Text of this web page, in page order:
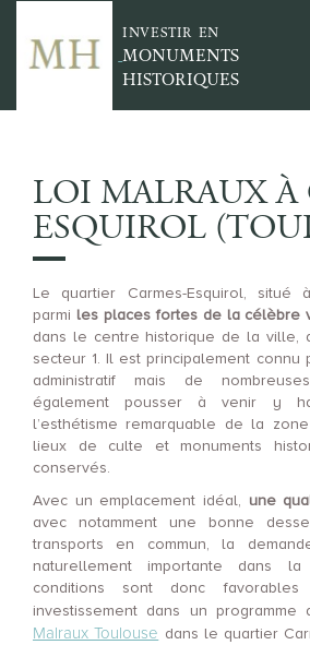
INVESTIR EN
MONUMENTS
HISTORIQUES
LOI MALRAUX À
ESQUIROL
Le quartier Carmes-Esquirol, situé
parmi les places fortes de la célèbre
dans le centre historique de la ville,
secteur 1. Il est principalement
administratif mais de
également pousser à venir y
l’esthétisme remarquable de la
lieux de culte et monuments
conservés.
Avec un emplacement idéal, une
avec notamment une bonne
transports en commun, la
naturellement importante dans
conditions sont donc
investissement dans un programme
Malraux Toulouse dans le quartier